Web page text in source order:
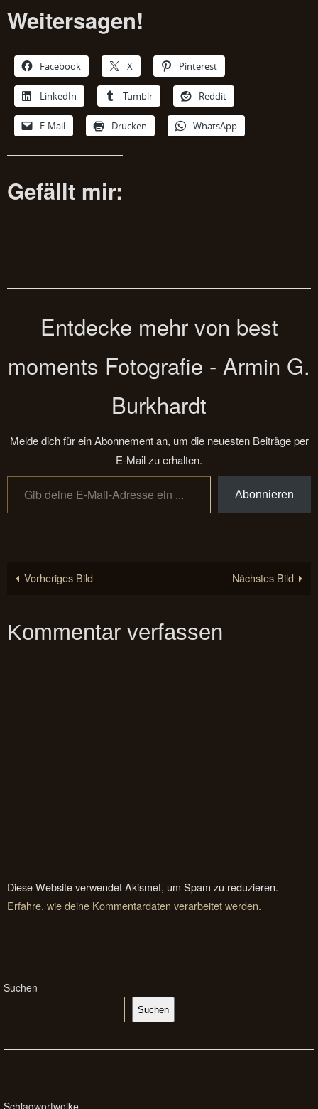
Weitersagen!
Facebook X Pinterest
LinkedIn Tumblr Reddit
E-Mail Drucken WhatsApp
Gefällt mir:
Entdecke mehr von best
moments Fotografie - Armin G.
Burkhardt
Melde dich für ein Abonnement an, um die neuesten Beiträge per
E-Mail zu erhalten.
Gib deine E-Mail-Adresse ein ...
Abonnieren
Vorheriges Bild Nächstes Bild
Kommentar verfassen
Diese Website verwendet Akismet, um Spam zu reduzieren.
Erfahre, wie deine Kommentardaten verarbeitet werden.
Suchen
Suchen